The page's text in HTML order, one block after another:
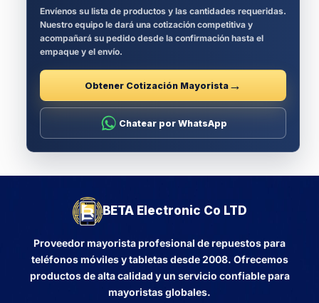
Envíenos su lista de productos y las cantidades requeridas.
Nuestro equipo le dará una cotización competitiva y
acompañará su pedido desde la confirmación hasta el
empaque y el envío.
Obtener Cotización Mayorista
Chatear por WhatsApp
BETA Electronic Co LTD
Proveedor mayorista profesional de repuestos para
teléfonos móviles y tabletas desde 2008. Ofrecemos
productos de alta calidad y un servicio confiable para
mayoristas globales.